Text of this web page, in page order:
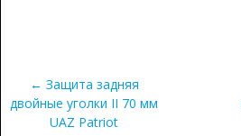
← Защита задняя
двойные уголки II 70 мм
UAZ Patriot